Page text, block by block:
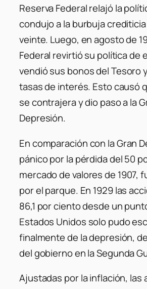
Reserva Federal relajó la
condujo a la burbuja
veinte. Luego, en agosto de
Federal revirtió su política de
vendió sus bonos del Tesoro
tasas de interés. Esto causó
se contrajera y dio paso a la
Depresión.
En comparación con la Gran
pánico por la pérdida del 50
mercado de valores de 1907,
por el parque. En 1929 las
86,1 por ciento desde un
Estados Unidos solo pudo
finalmente de la depresión,
del gobierno en la Segunda
Ajustadas por la inflación, las